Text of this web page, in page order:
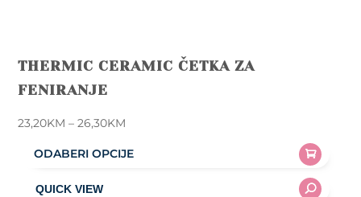
THERMIC CERAMIC ČETKA ZA
FENIRANJE
23,20KM – 26,30KM
ODABERI OPCIJE